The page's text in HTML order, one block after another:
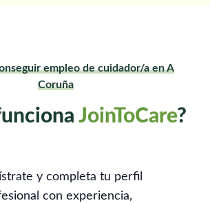
empleo de cuidador/a en A
Coruña
JoinToCare?
y completa tu perfil
con experiencia,